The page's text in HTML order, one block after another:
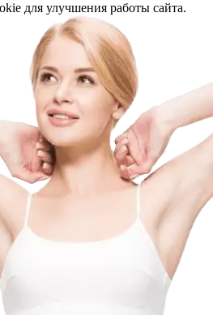
для улучшения работы сайта.